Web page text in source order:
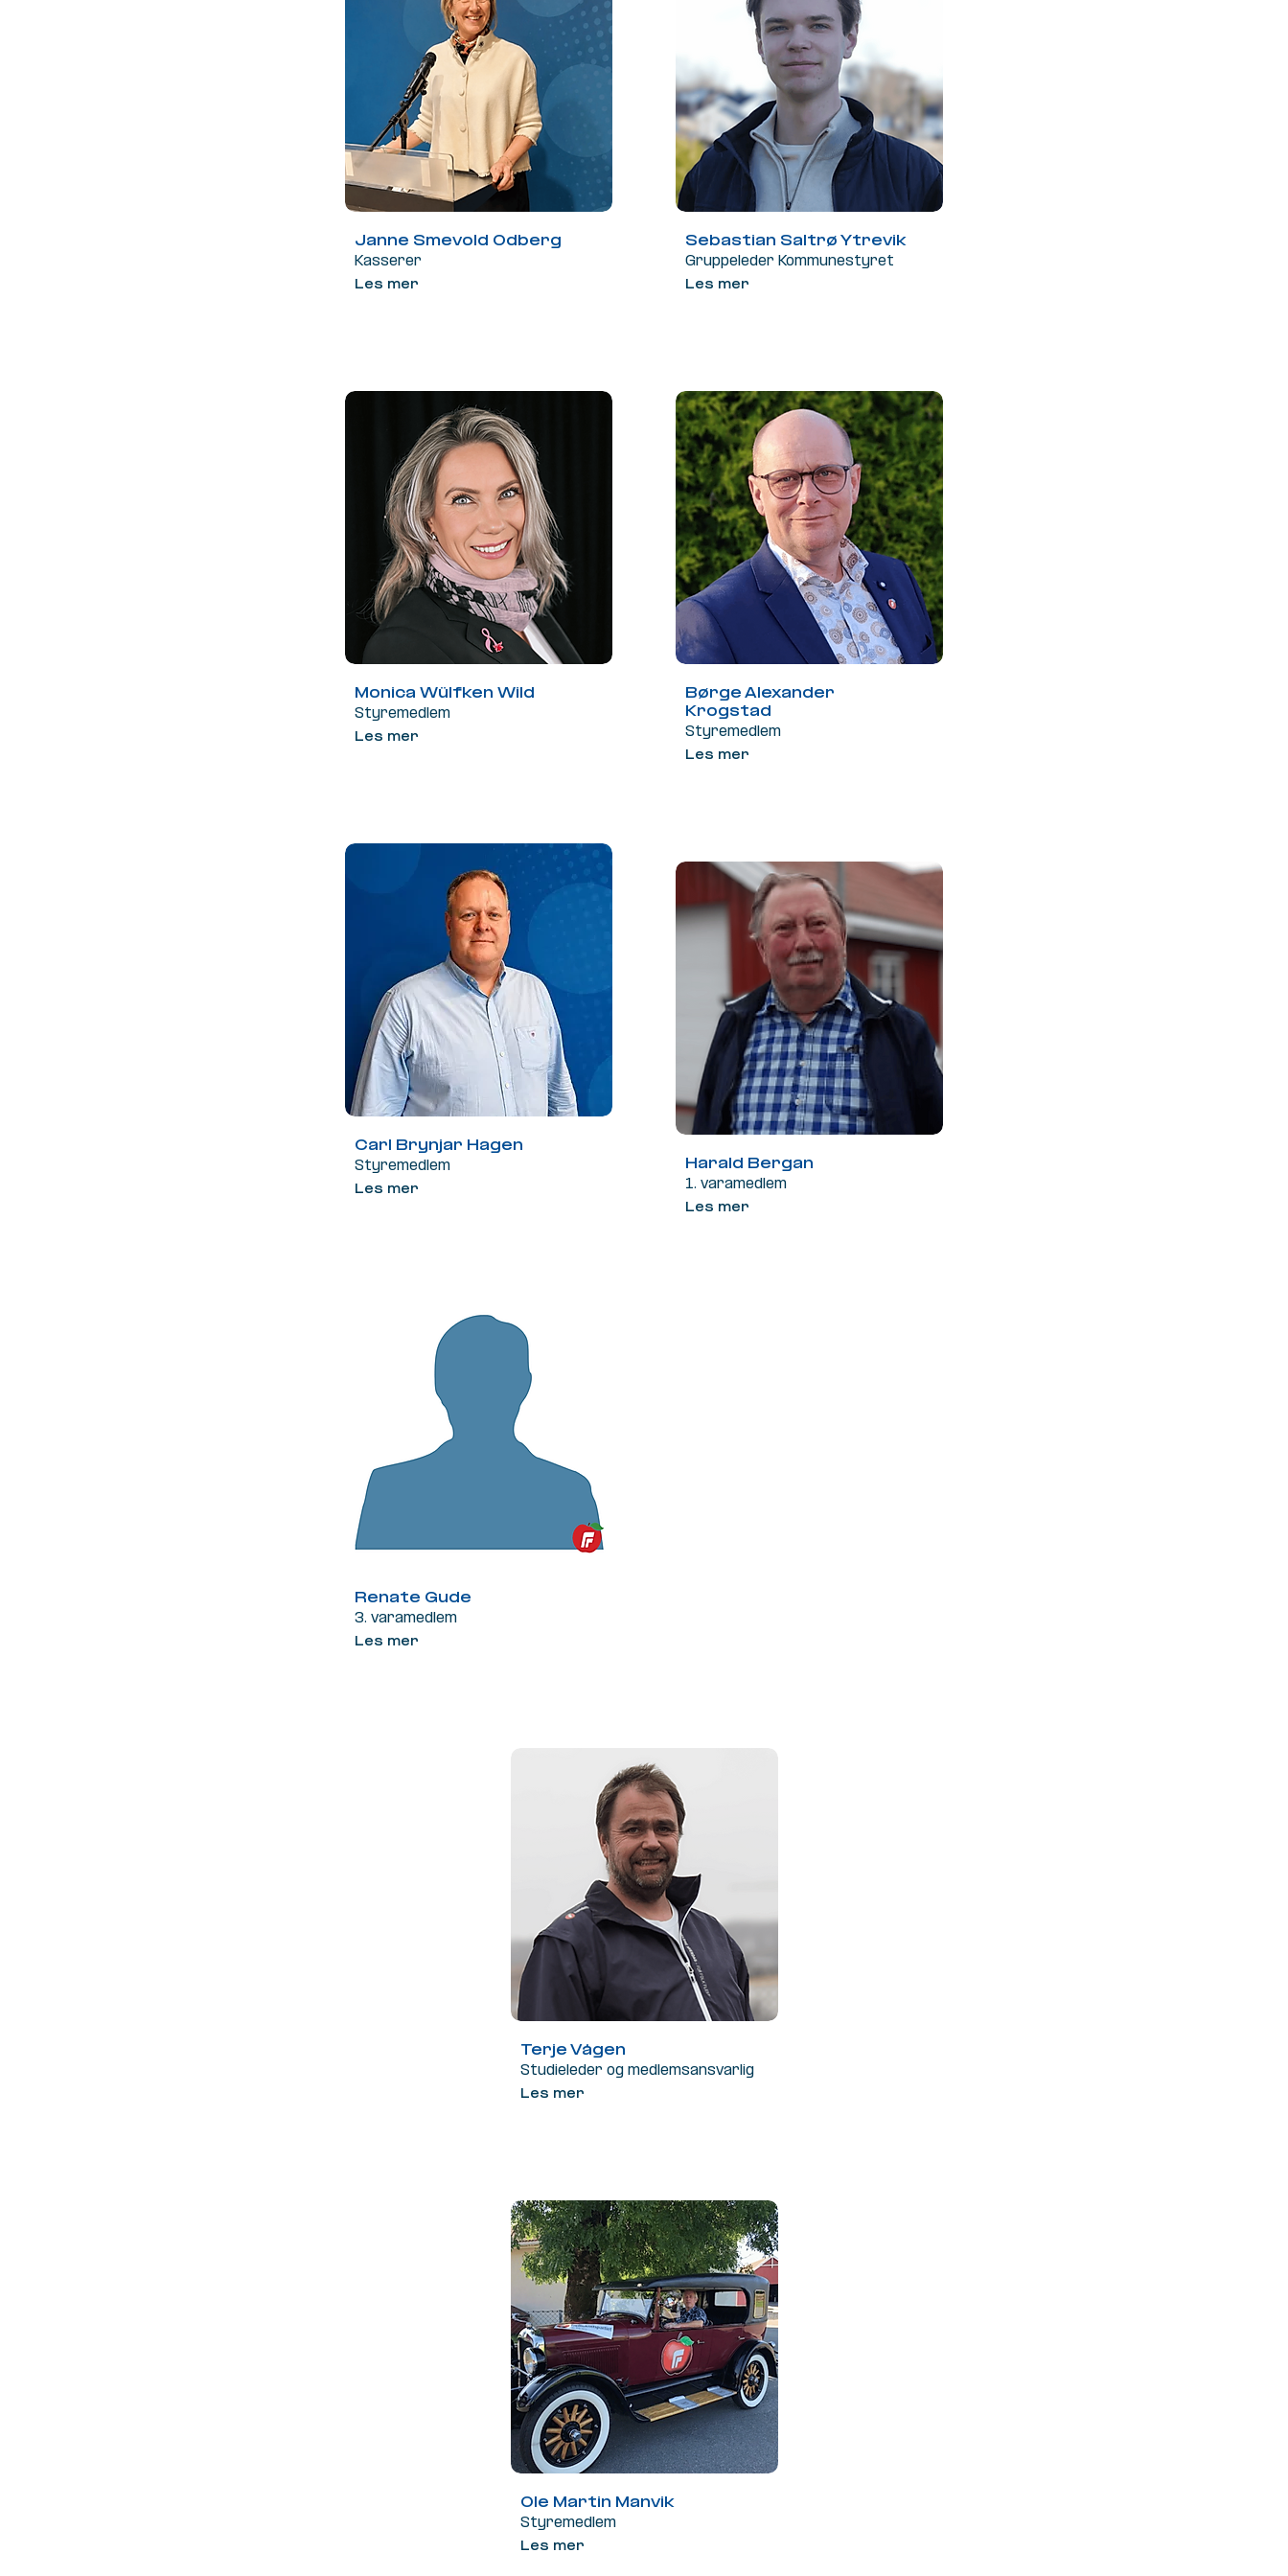
Janne Smevold Odberg
Kasserer
Les mer
Monica Wülfken Wild
Styremedlem
Les mer
Carl Brynjar Hagen
Styremedlem
Les mer
Renate Gude
3. varamedlem
Les mer
Sebastian Saltrø Ytrevik
Gruppeleder Kommunestyret
Les mer
Børge Alexander
Krogstad
Styremedlem
Les mer
Harald Bergan
1. varamedlem
Les mer
Terje Vågen
Studieleder og medlemsansvarlig
Les mer
Ole Martin Manvik
Styremedlem
Les mer